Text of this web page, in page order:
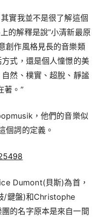
實我並不是很了解這個
的解釋是說”小清新最原
創作風格見長的音樂類
式，還是個人憧憬的美
然、樸實、超脫、靜謐
著。”
，他們的音樂似
個詞的定義。
Dumont(貝斯)為首，
/鍵盤)和Christophe
的名字原本是來自一間